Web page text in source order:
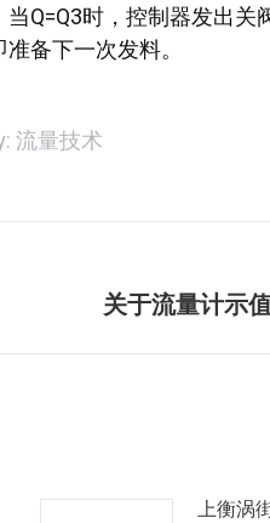
Q=Q3时，控制器发出关
备下一次发料。
流量技术
关于流量计示
上衡涡